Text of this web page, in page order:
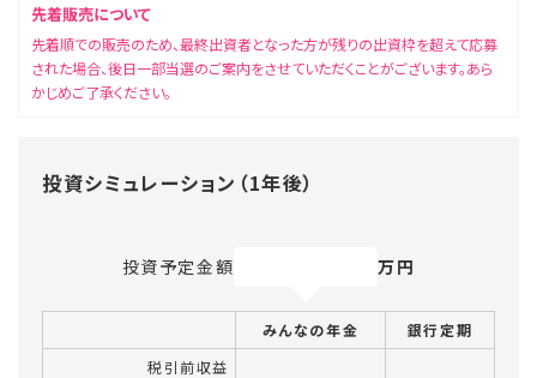
先着販売について
先着順での販売のため、最終出資者となった方が残りの出資枠を超えて応募
された場合、後日一部当選のご案内をさせていただくことがございます。あら
かじめご了承ください。
投資シミュレーション（1年後）
投資予定金額 万円
みんなの年金
銀行定期
税引前収益